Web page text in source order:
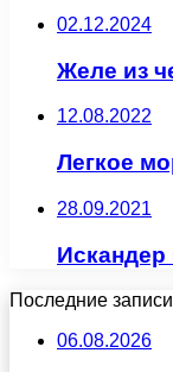
02.12.2024
Желе из
12.08.2022
Легкое
28.09.2021
Искандер
Последние записи
06.08.2026